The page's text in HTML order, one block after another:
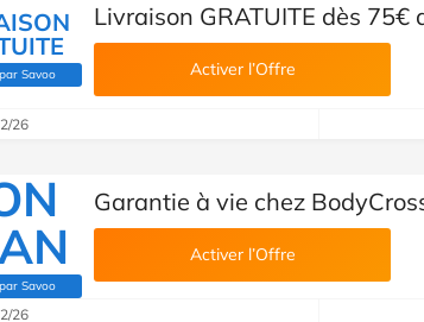
Savoo
(Vérifié par Savoo)
Livraison GRATUITE dès 75€
Activer l’Offre
26
Savoo
(Vérifié par Savoo)
Garantie à vie chez
Activer l’Offre
26